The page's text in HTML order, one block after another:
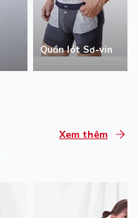
Quần lót Sơ-vin
Xem thêm